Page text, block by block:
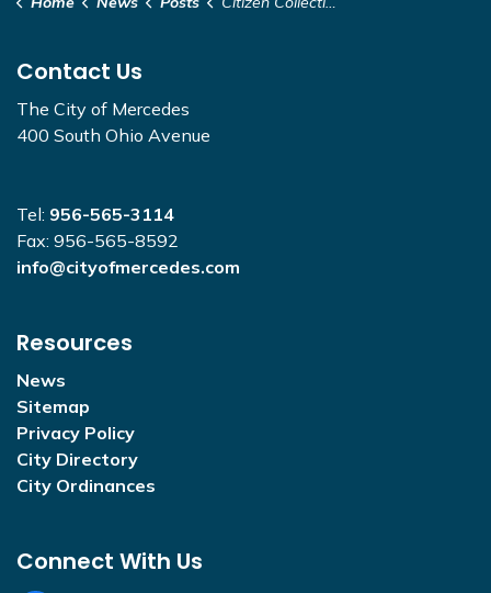
Contact Us
The City of Mercedes
400 South Ohio Avenue
Tel: 956-565-3114
Fax: 956-565-8592
info@cityofmercedes.com
Resources
News
Sitemap
Privacy Policy
City Directory
City Ordinances
Connect With Us